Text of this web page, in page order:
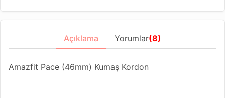
Açıklama Yorumlar(8)
Amazfit Pace (46mm) Kumaş Kordon